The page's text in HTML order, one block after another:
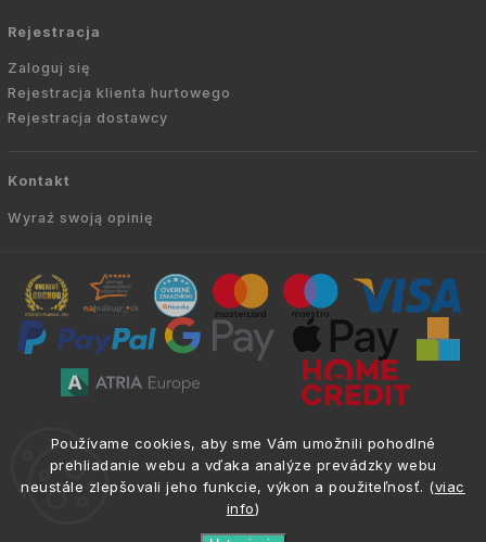
Používame cookies, aby sme Vám umožnili pohodlné
prehliadanie webu a vďaka analýze prevádzky webu
neustále zlepšovali jeho funkcie, výkon a použiteľnosť. (viac
info)
Rejestracja
Zaloguj się
Rejestracja klienta hurtowego
Rejestracja dostawcy
Kontakt
Wyraź swoją opinię
prawa zastrzeżone.